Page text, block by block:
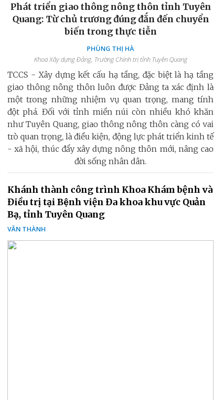
Phát triển giao thông nông thôn tỉnh Tuyên
Quang: Từ chủ trương đúng đắn đến chuyển
biến trong thực tiễn
PHÙNG THỊ HÀ
Khoa Xây dựng Đảng, Trường Chính trị tỉnh Tuyên Quang
TCCS - Xây dựng kết cấu hạ tầng, đặc biệt là hạ tầng
giao thông nông thôn luôn được Đảng ta xác định là
một trong những nhiệm vụ quan trọng, mang tính
đột phá. Đối với tỉnh miền núi còn nhiều khó khăn
như Tuyên Quang, giao thông nông thôn càng có vai
trò quan trọng, là điều kiện, động lực phát triển kinh tế
- xã hội, thúc đẩy xây dựng nông thôn mới, nâng cao
đời sống nhân dân.
Khánh thành công trình Khoa Khám bệnh và
Điều trị tại Bệnh viện Đa khoa khu vực Quản
Bạ, tỉnh Tuyên Quang
VĂN THÀNH